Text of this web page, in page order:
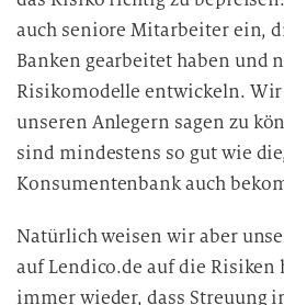
auch seniore Mitarbeiter ein,
Banken gearbeitet haben und
Risikomodelle entwickeln.
unseren Anlegern sagen zu
sind mindestens so gut wie
Konsumentenbank auch
Natürlich weisen wir aber
auf Lendico.de auf die
immer wieder, dass Streuung